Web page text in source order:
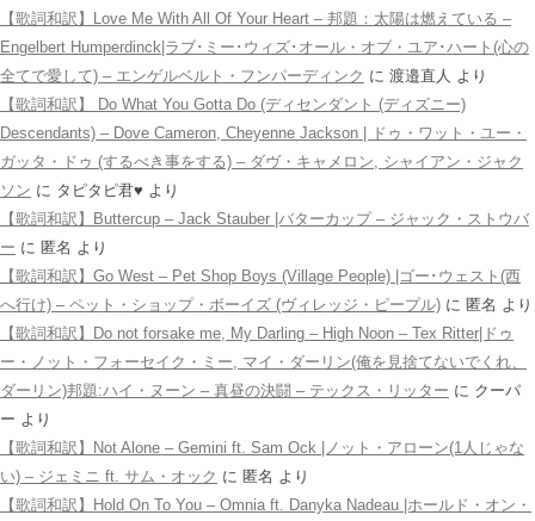
【歌詞和訳】Love Me With All Of Your Heart – 邦題：太陽は燃えている –
Engelbert Humperdinck|ラブ･ミー･ウィズ･オール・オブ・ユア･ハート(心の
全てで愛して) – エンゲルベルト・フンパーディンク に 渡邉直人 より
【歌詞和訳】 Do What You Gotta Do (ディセンダント (ディズニー)
Descendants) – Dove Cameron, Cheyenne Jackson | ドゥ・ワット・ユー・
ガッタ・ドゥ (するべき事をする) – ダヴ・キャメロン, シャイアン・ジャク
ソン に タピタピ君♥️ より
【歌詞和訳】Buttercup – Jack Stauber |バターカップ – ジャック・ストウバ
ー に 匿名 より
【歌詞和訳】Go West – Pet Shop Boys (Village People) |ゴー･ウェスト(西
へ行け) – ペット・ショップ・ボーイズ (ヴィレッジ・ピープル) に 匿名 より
【歌詞和訳】Do not forsake me, My Darling – High Noon – Tex Ritter|ドゥ
ー・ノット・フォーセイク・ミー, マイ・ダーリン(俺を見捨てないでくれ、
ダーリン)邦題:ハイ・ヌーン – 真昼の決闘 – テックス・リッター に クーパ
ー より
【歌詞和訳】Not Alone – Gemini ft. Sam Ock |ノット・アローン(1人じゃな
い) – ジェミニ ft. サム・オック に 匿名 より
【歌詞和訳】Hold On To You – Omnia ft. Danyka Nadeau |ホールド・オン・